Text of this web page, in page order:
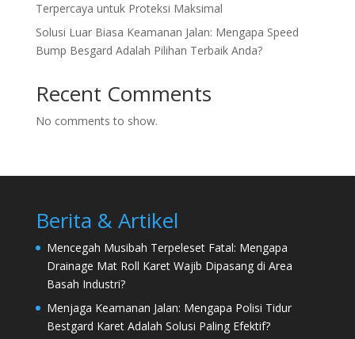
Terpercaya untuk Proteksi Maksimal
Solusi Luar Biasa Keamanan Jalan: Mengapa Speed
Bump Besgard Adalah Pilihan Terbaik Anda?
Recent Comments
No comments to show.
Berita & Artikel
Mencegah Musibah Terpeleset Fatal: Mengapa
Drainage Mat Roll Karet Wajib Dipasang di Area
Basah Industri?
Menjaga Keamanan Jalan: Mengapa Polisi Tidur
Bestgard Karet Adalah Solusi Paling Efektif?